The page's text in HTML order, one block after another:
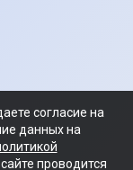
согласие на
данных на
проводится